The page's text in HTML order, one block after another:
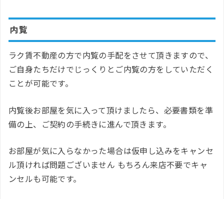
内覧
ラク賃不動産の方で内覧の手配をさせて頂きますので、
ご自身たちだけでじっくりとご内覧の方をしていただく
ことが可能です。
内覧後お部屋を気に入って頂けましたら、必要書類を準
備の上、ご契約の手続きに進んで頂きます。
お部屋が気に入らなかった場合は仮申し込みをキャンセ
ル頂ければ問題ございません もちろん来店不要でキャ
ンセルも可能です。